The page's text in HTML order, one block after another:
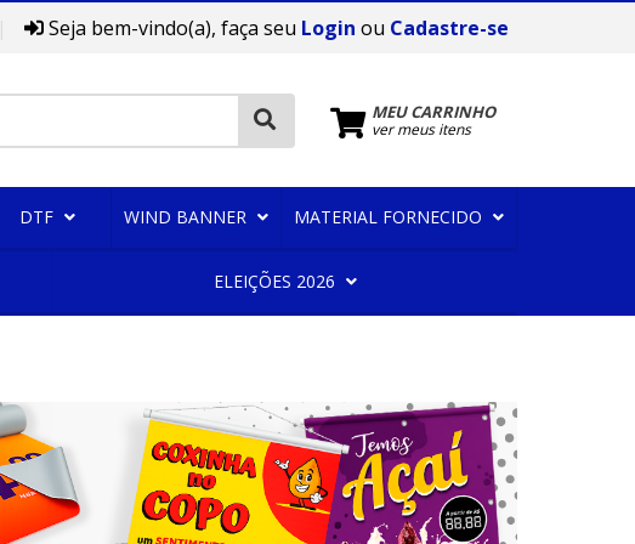
Seja bem-vindo(a), faça seu Login ou Cadastre-se
MEU CARRINHO
ver meus itens
DTF WIND BANNER MATERIAL FORNECIDO
ELEIÇÕES 2026